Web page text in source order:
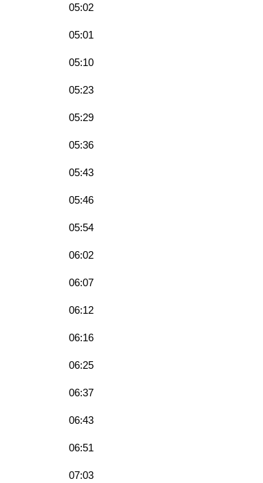
05:02
05:01
05:10
05:23
05:29
05:36
05:43
05:46
05:54
06:02
06:07
06:12
06:16
06:25
06:37
06:43
06:51
07:03